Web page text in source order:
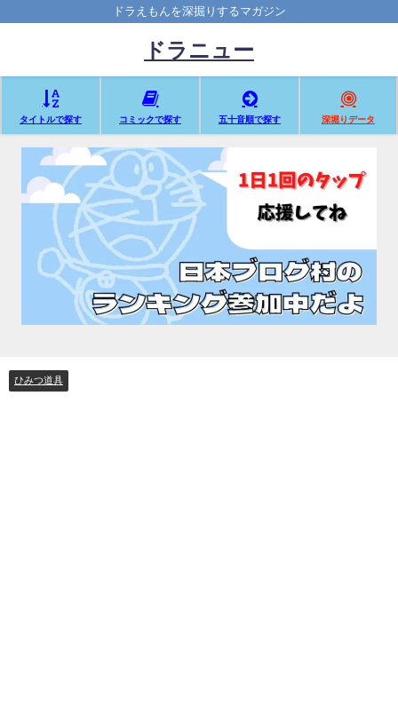
ドラえもんを深掘りするマガジン
ドラニュー
タイトルで探す コミックで探す 五十音順で探す 深堀りデータ
ひみつ道具